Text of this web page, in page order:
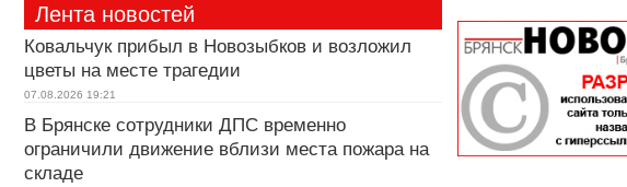
Лента новостей
Ковальчук прибыл в Новозыбков и возложил
цветы на месте трагедии
07.08.2026 19:21
В Брянске сотрудники ДПС временно
ограничили движение вблизи места пожара на
складе